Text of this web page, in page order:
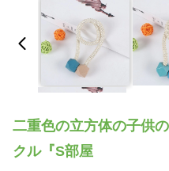
二重色の立方体の子供
クル『S部屋